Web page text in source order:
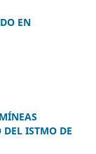
EN
DEL ISTMO DE